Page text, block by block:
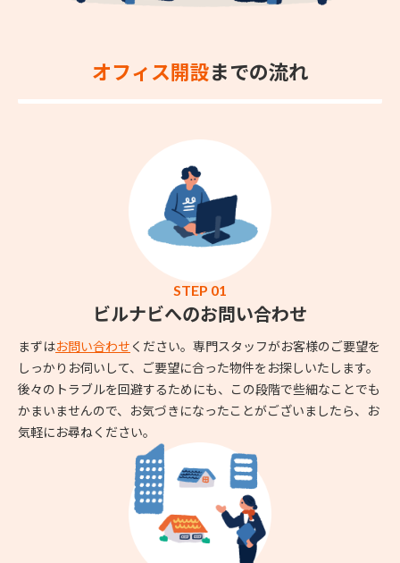
オフィス開設までの流れ
STEP 01
ビルナビへのお問い合わせ
まずはお問い合わせ ください。専門スタッフがお客様のご要望を
しっかりお伺いして、ご要望に合った物件をお探しいたします。
後々のトラブルを回避するためにも、この段階で些細なことでも
かまいませんので、お気づきになったことがございましたら、お
気軽にお尋ねください。